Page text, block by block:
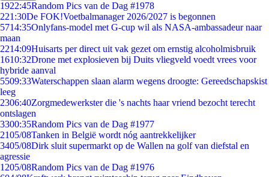
1922:45Random Pics van de Dag #1978
221:30De FOK!Voetbalmanager 2026/2027 is begonnen
5714:35Onlyfans-model met G-cup wil als NASA-ambassadeur naar
maan
2214:09Huisarts per direct uit vak gezet om ernstig alcoholmisbruik
1610:32Drone met explosieven bij Duits vliegveld voedt vrees voor
hybride aanval
5509:33Waterschappen slaan alarm wegens droogte: Gereedschapskist
leeg
2306:40Zorgmedewerkster die 's nachts haar vriend bezocht terecht
ontslagen
3300:35Random Pics van de Dag #1977
2105/08Tanken in België wordt nóg aantrekkelijker
3405/08Dirk sluit supermarkt op de Wallen na golf van diefstal en
agressie
1205/08Random Pics van de Dag #1976